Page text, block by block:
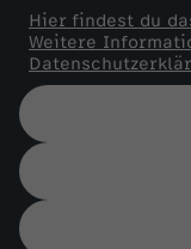
Hier findest du
Weitere